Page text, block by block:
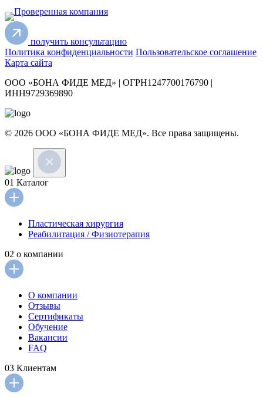
получить консультацию
Политика конфиденциальности Пользовательское соглашение
Карта сайта
ООО «БОНА ФИДЕ МЕД» | ОГРН1247700176790 |
ИНН9729369890
© 2026 ООО «БОНА ФИДЕ МЕД». Все права защищены.
01 Каталог
Пластическая хирургия
Реабилитация / Физиотерапия
02 о компании
О компании
Отзывы
Сертификаты
Обучение
Вакансии
FAQ
03 Клиентам